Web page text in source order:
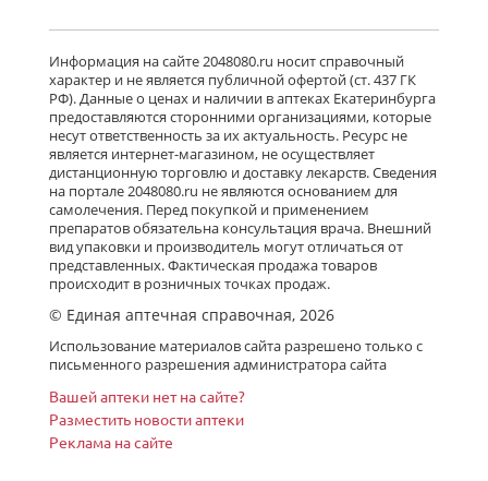
Детралекс (табл. п. плен. о. 1000 мг
№ 60) Лаборатории Сервье
Индастри Франция Сервье РУС ООО
Россия
есть в 667 аптеках
от 2 746,00 до 4 170,00
Флебавен (табл. п. плен. о. 500 мг №
32) КРКА-Рус ООО Россия
есть в 25 аптеках
от 865,00 до 1 566,00
Флебавен (табл. п. плен. о. 500 мг №
64) КРКА-Рус ООО Россия
Нет в аптеках города
Детралекс (табл. п. плен. о. 1000 мг
Информация на сайте 2048080.ru носит справочный
характер и не является публичной офертой (ст. 437 ГК
РФ). Данные о ценах и наличии в аптеках Екатеринбурга
предоставляются сторонними организациями, которые
несут ответственность за их актуальность. Ресурс не
является интернет-магазином, не осуществляет
дистанционную торговлю и доставку лекарств. Сведения
на портале 2048080.ru не являются основанием для
самолечения. Перед покупкой и применением
препаратов обязательна консультация врача. Внешний
вид упаковки и производитель могут отличаться от
представленных. Фактическая продажа товаров
происходит в розничных точках продаж.
© Единая аптечная справочная, 2026
Использование материалов сайта разрешено только с
письменного разрешения администратора сайта
Вашей аптеки нет на сайте?
Разместить новости аптеки
Реклама на сайте